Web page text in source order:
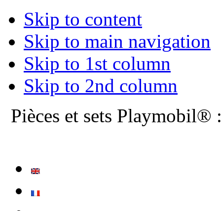
Skip to content
Skip to main navigation
Skip to 1st column
Skip to 2nd column
Pièces et sets Playmobil®